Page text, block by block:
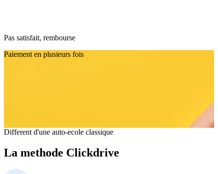
Pas satisfait, rembourse
Paiement en plusieurs fois
Different d'une auto-ecole classique
La methode Clickdrive